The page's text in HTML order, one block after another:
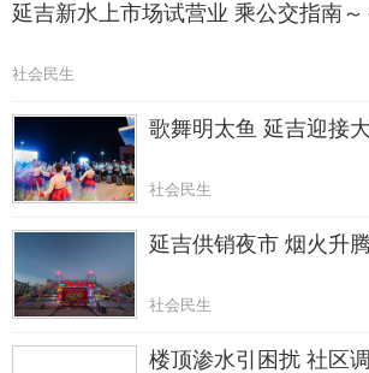
延吉新水上市场试营业 乘公交指南～
社会民生
歌舞明太鱼 延吉迎接
社会民生
延吉供销夜市 烟火升
社会民生
楼顶渗水引困扰 社区